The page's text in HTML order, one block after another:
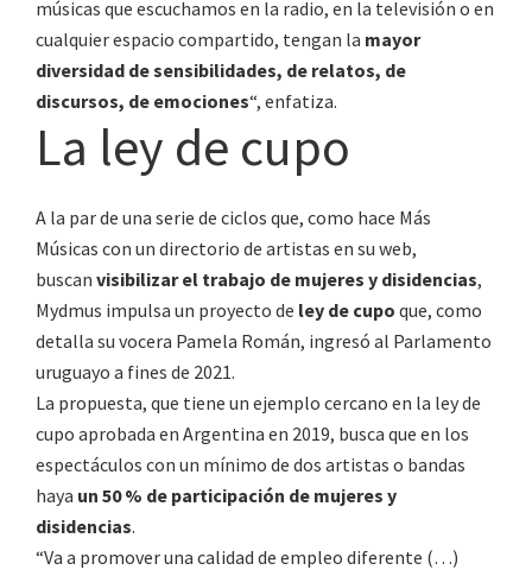
músicas que escuchamos en la radio, en la televisión o en
cualquier espacio compartido, tengan la mayor
diversidad de sensibilidades, de relatos, de
discursos, de emociones“, enfatiza.
La ley de cupo
A la par de una serie de ciclos que, como hace Más
Músicas con un directorio de artistas en su web,
buscan visibilizar el trabajo de mujeres y disidencias,
Mydmus impulsa un proyecto de ley de cupo que, como
detalla su vocera Pamela Román, ingresó al Parlamento
uruguayo a fines de 2021.
La propuesta, que tiene un ejemplo cercano en la ley de
cupo aprobada en Argentina en 2019, busca que en los
espectáculos con un mínimo de dos artistas o bandas
haya un 50 % de participación de mujeres y
disidencias.
“Va a promover una calidad de empleo diferente (…)